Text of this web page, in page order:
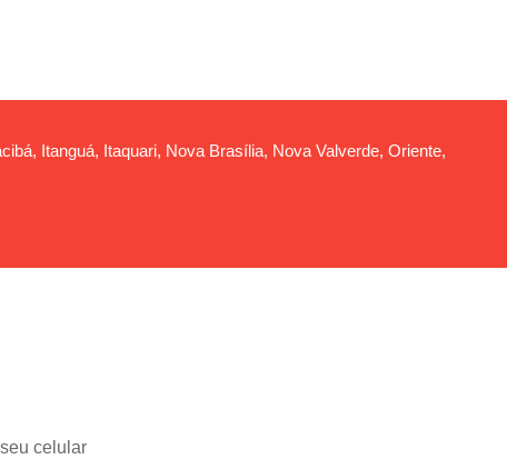
Itanguá, Itaquari, Nova Brasília, Nova Valverde, Oriente,
celular